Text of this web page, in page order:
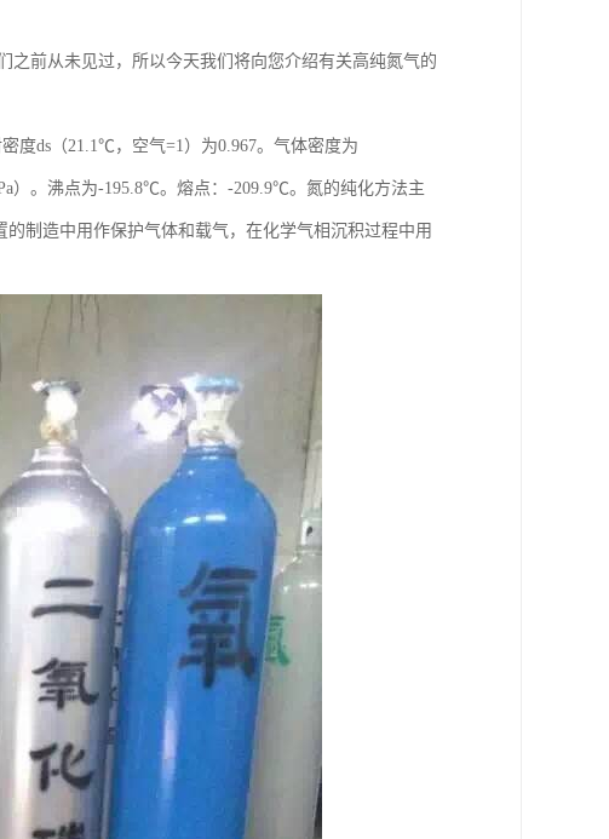
之前从未见过，所以今天我们将向您介绍有关高纯氮气的
度ds（21.1℃，空气=1）为0.967。气体密度为
）。沸点为-195.8℃。熔点：-209.9℃。氮的纯化方法主
制造中用作保护气体和载气，在化学气相沉积过程中用